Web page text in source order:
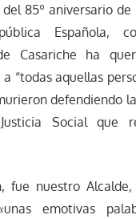
85º aniversario
Española,
Casariche ha
“todas aquellas
defendiendo
Social que
fue nuestro Alcalde,
emotivas